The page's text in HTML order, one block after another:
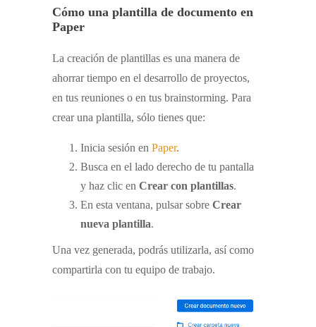
Cómo una plantilla de documento en
Paper
La creación de plantillas es una manera de
ahorrar tiempo en el desarrollo de proyectos,
en tus reuniones o en tus brainstorming. Para
crear una plantilla, sólo tienes que:
Inicia sesión en Paper.
Busca en el lado derecho de tu pantalla
y haz clic en Crear con plantillas.
En esta ventana, pulsar sobre Crear
nueva plantilla.
Una vez generada, podrás utilizarla, así como
compartirla con tu equipo de trabajo.